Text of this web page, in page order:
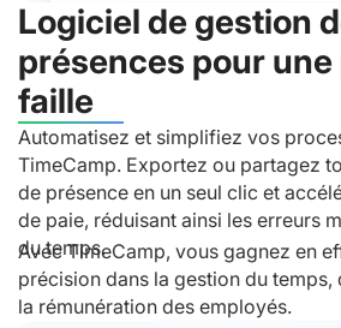
Logiciel de gestion
présences pour une
faille
Automatisez et simplifiez vos
TimeCamp. Exportez ou partagez
de présence en un seul clic et
de paie, réduisant ainsi les erreurs
du temps.
Avec TimeCamp, vous gagnez en
précision dans la gestion du temps,
la rémunération des employés.